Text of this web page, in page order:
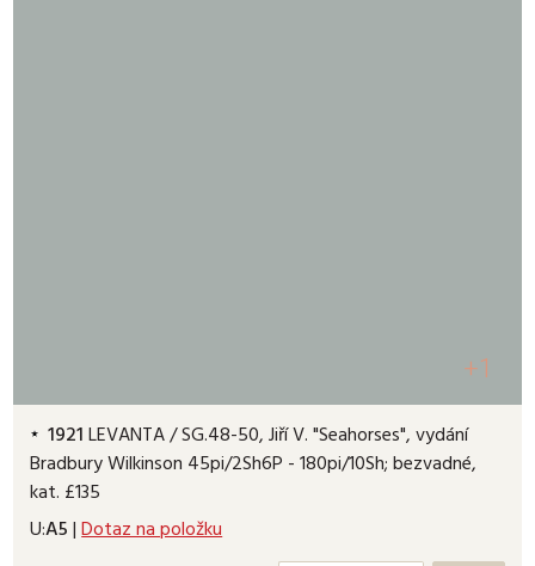
+1
1921LEVANTA / SG.48-50, Jiří V. "Seahorses", vydání
Bradbury Wilkinson 45pi/2Sh6P - 180pi/10Sh; bezvadné,
kat. £135
U:A5|Dotaz na položku